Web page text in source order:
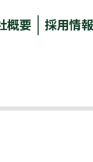
概要 採用情報